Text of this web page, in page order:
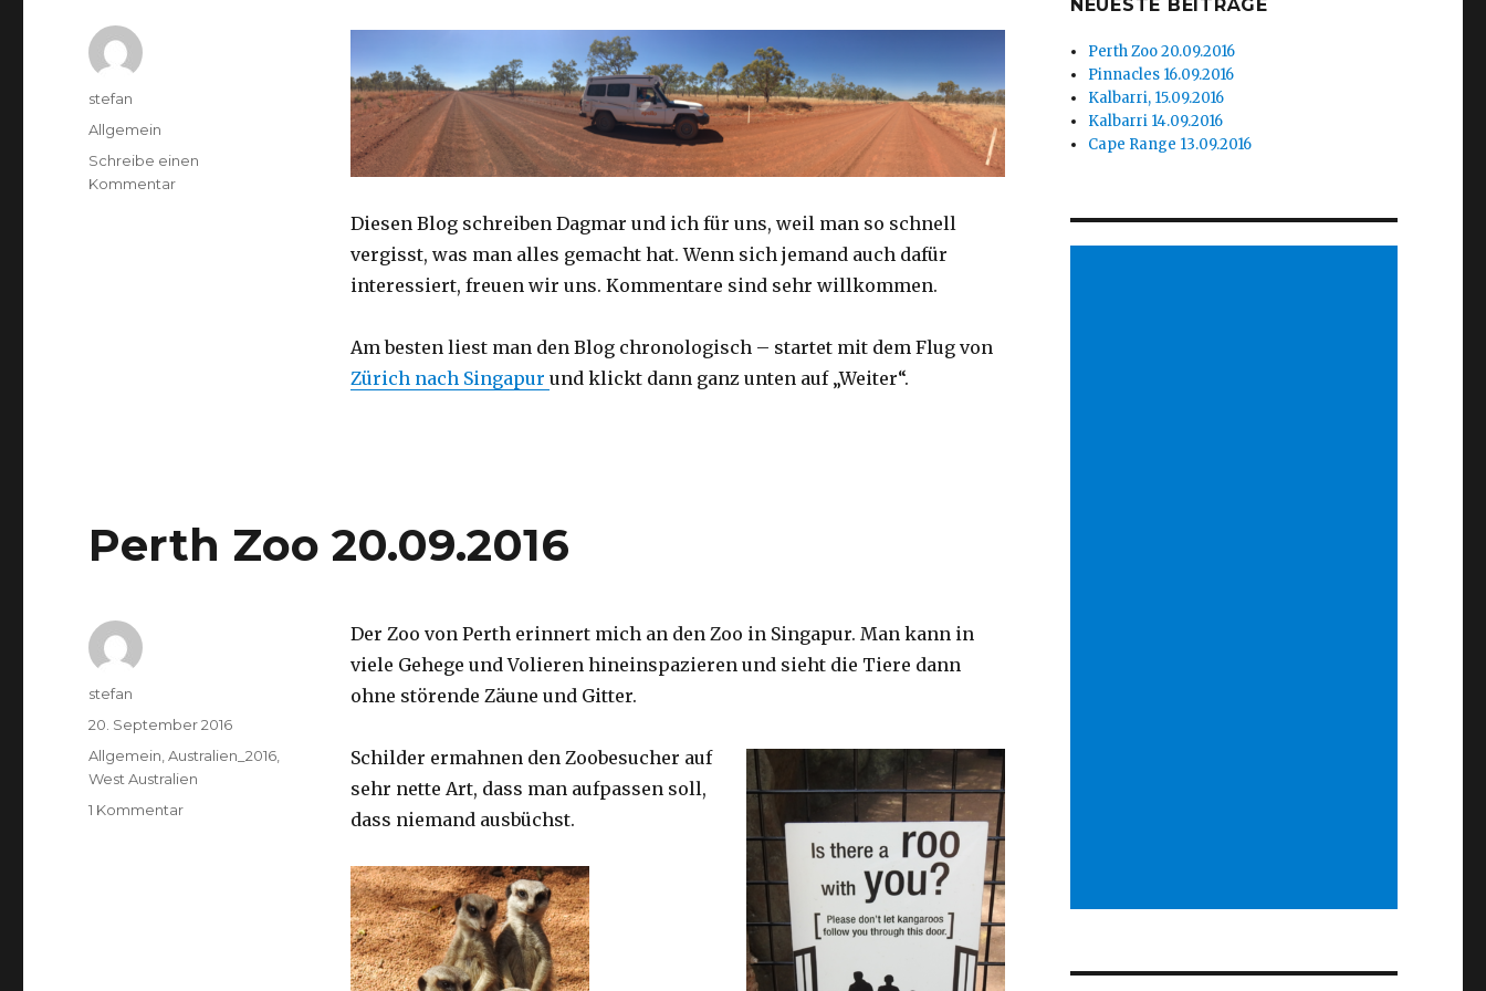
Diesen Blog schreiben Dagmar und ich für uns, weil man so schnell
vergisst, was man alles gemacht hat. Wenn sich jemand auch dafür
interessiert, freuen wir uns. Kommentare sind sehr willkommen.
Am besten liest man den Blog chronologisch – startet mit dem Flug von
Zürich nach Singapur und klickt dann ganz unten auf „Weiter“.
Autor
stefan
Kategorien
Allgemein
Schreibe einen
Kommentarzu
Perth Zoo 20.09.2016
Der Zoo von Perth erinnert mich an den Zoo in Singapur. Man kann in
viele Gehege und Volieren hineinspazieren und sieht die Tiere dann
ohne störende Zäune und Gitter.
Schilder ermahnen den Zoobesucher auf
sehr nette Art, dass man aufpassen soll,
dass niemand ausbüchst.
Autor
stefan
Veröffentlicht
am
20. September 2016
Kategorien
Allgemein,Australien_2016,
West Australien
1 Kommentarzu
NEUESTE BEITRÄGE
Perth Zoo 20.09.2016
Pinnacles 16.09.2016
Kalbarri, 15.09.2016
Kalbarri 14.09.2016
Cape Range 13.09.2016